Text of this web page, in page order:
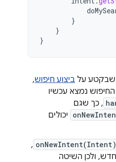
}
}
}
שבקטע על ביצוע חיפוש,
נמצא עכשיו
, כך שגם
יכולים
onNewIntent(Intent)
,
ולכן השיטה